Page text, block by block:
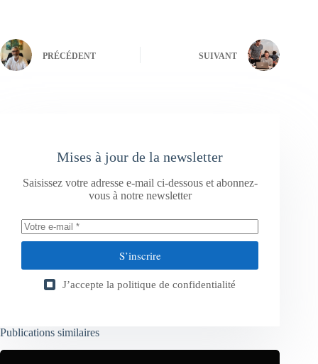
PRÉCÉDENT SUIVANT
Mises à jour de la newsletter
Saisissez votre adresse e-mail ci-dessous et abonnez-
vous à notre newsletter
S’inscrire
J’accepte la politique de confidentialité
Publications similaires